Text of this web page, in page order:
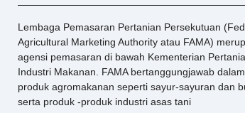
Lembaga Pemasaran Pertanian Persekutuan
Agricultural Marketing Authority atau FAMA)
agensi pemasaran di bawah Kementerian
Industri Makanan. FAMA bertanggungjawab
produk agromakanan seperti sayur-sayuran dan
serta produk -produk industri asas tani